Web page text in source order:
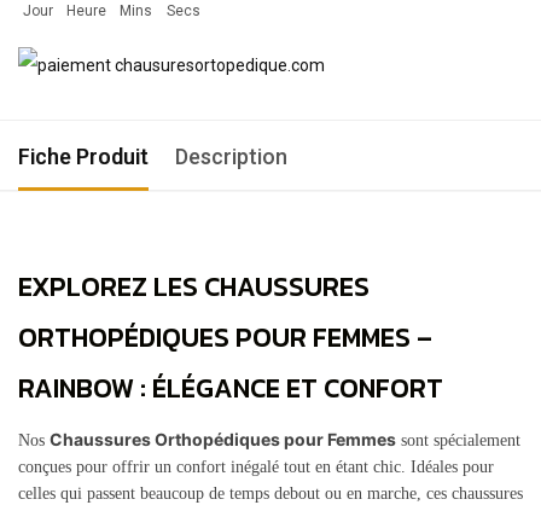
Jour Heure Mins Secs
Fiche Produit Description
EXPLOREZ LES CHAUSSURES
ORTHOPÉDIQUES POUR FEMMES –
RAINBOW : ÉLÉGANCE ET CONFORT
Nos Chaussures Orthopédiques pour Femmes sont spécialement
conçues pour offrir un confort inégalé tout en étant chic. Idéales pour
celles qui passent beaucoup de temps debout ou en marche, ces chaussures